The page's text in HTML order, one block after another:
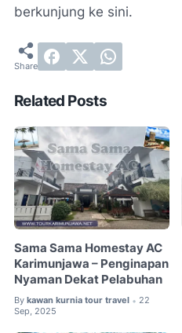
berkunjung ke sini.
Related Posts
Sama Sama Homestay AC
Karimunjawa – Penginapan
Nyaman Dekat Pelabuhan
By kawan kurnia tour travel • 22
Sep, 2025